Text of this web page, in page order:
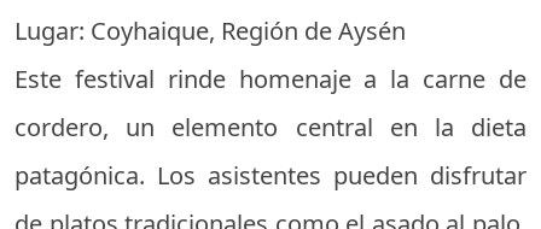
Lugar: Coyhaique, Región de Aysén
Este festival rinde homenaje a la carne de
cordero, un elemento central en la dieta
patagónica. Los asistentes pueden disfrutar